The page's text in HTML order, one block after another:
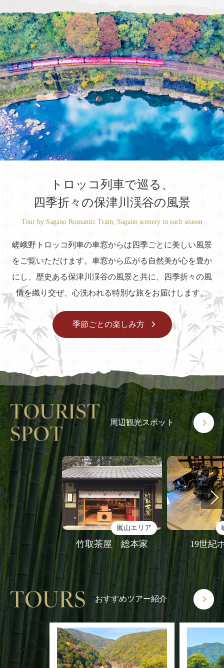
トロッコ列車で巡る、
四季折々の保津川渓谷の風景
Tour by Sagano Romantic Train, Sagano scenery in each season
嵯峨野トロッコ列車の車窓からは四季ごとに美しい風景
をご覧いただけます。車窓から広がる自然美が心を豊か
にし、 歴史ある保津川渓谷の風景と共に、四季折々の風
情を織り交ぜ、心洗われる特別な旅をお届けします。
季節ごとの楽しみ方
周辺観光スポット
嵐山エリア
竹取茶屋 総本家 19世紀
おすすめツアー紹介